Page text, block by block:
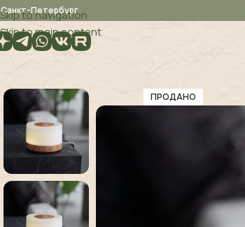
Skip to navigation
Skip to main content
Санкт-Петербург
ПРОДАНО